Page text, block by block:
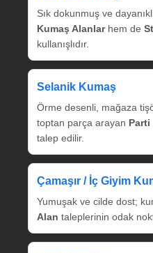
Sık dokunmuş ve
Kumaş Alanlarhem de
kullanışlıdır.
Selanik Kumaş
Örme desenli, mağaza
toptan parça arayan Parti
talep edilir.
Çamaşır / İç Giyim
Yumuşak ve cilde dost;
Alan taleplerinin odak